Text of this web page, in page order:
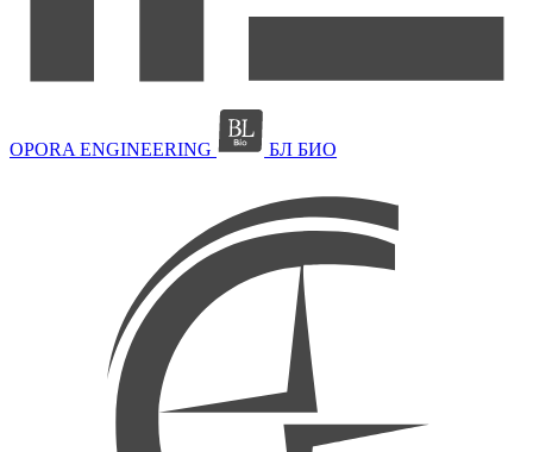
OPORA ENGINEERING БЛ БИО